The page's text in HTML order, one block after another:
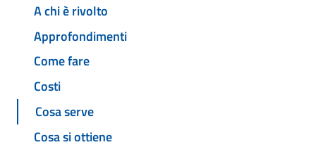
A chi è rivolto
Approfondimenti
Come fare
Costi
Cosa serve
Cosa si ottiene